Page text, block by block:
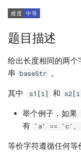
搜
索
擎
方法一：并查集
5. 替换空格
6. 从尾到头打印链表
7. 重建二叉树
9. 用两个栈实现队列
10.2. 青蛙跳台阶问题
11. 旋转数组的最小
3. 前 n 个数字二进制
数
4. 只出现一次的数字
5. 单词长度的最大乘
6. 排序数组中两个数
7. 数组中和为 0 的
8. 和大于等于 target
数组
1.3. URL 化
1.4. 回文排列
1.5. 一次编辑
1.6. 字符串压缩
1.8. 零矩阵
1.9. 字符串轮转
题目描述
给出长度相同的两个
串 baseStr 。
其中 s1[i] 和
举个例子，如果
有 'a' == 'c',
等价字符遵循任何等